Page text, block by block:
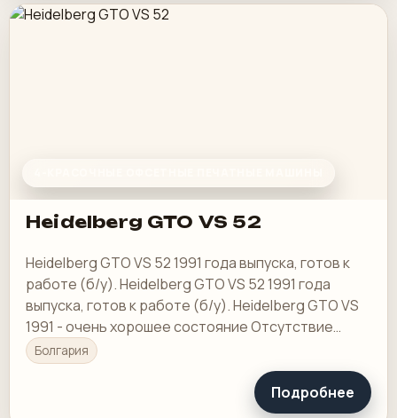
Heidelberg GTO VS 52
Heidelberg GTO VS 52 1991 года выпуска, готов к
работе (б/у). Heidelberg GTO VS 52 1991 года
выпуска, готов к работе (б/у). Heidelberg GTO VS
1991 - очень хорошее состояние Отсутствие
повреждений цилиндров и шестерен.
Болгария
Подробнее